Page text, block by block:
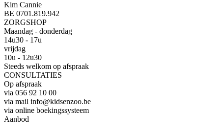
Kim Cannie
BE 0701.819.942
ZORGSHOP
Maandag - donderdag
14u30 - 17u
vrijdag
10u - 12u30
Steeds welkom op afspraak
CONSULTATIES
Op afspraak
via 056 92 10 00
via mail info@kidsenzoo.be
via online boekingssysteem
Aanbod